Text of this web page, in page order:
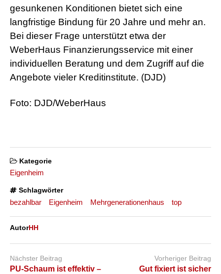
gesunkenen Konditionen bietet sich eine
langfristige Bindung für 20 Jahre und mehr an.
Bei dieser Frage unterstützt etwa der
WeberHaus Finanzierungsservice mit einer
individuellen Beratung und dem Zugriff auf die
Angebote vieler Kreditinstitute. (DJD)
Foto: DJD/WeberHaus
Kategorie
Eigenheim
Schlagwörter
bezahlbar Eigenheim Mehrgenerationenhaus top
AutorHH
Nächster Beitrag
PU-Schaum ist effektiv –
Vorheriger Beitrag
Gut fixiert ist sicher